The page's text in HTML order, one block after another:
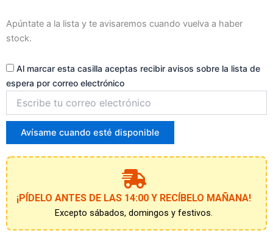
Apúntate a la lista y te avisaremos cuando vuelva a haber
stock.
Al marcar esta casilla aceptas recibir avisos sobre la lista de
espera por correo electrónico
correo
para
unirte
a
la
lista
de
espera
Avísame cuando esté disponible
¡PÍDELO ANTES DE LAS 14:00 Y RECÍBELO MAÑANA!
Excepto sábados, domingos y festivos.